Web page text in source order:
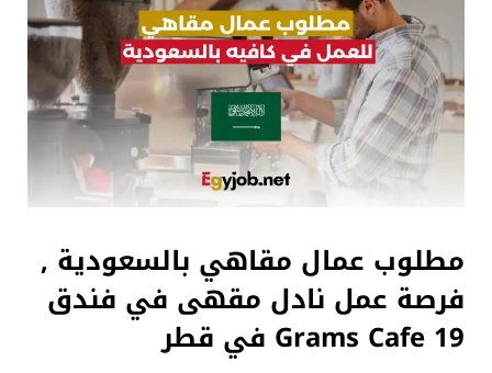
مطلوب عمال مقاهي بالسعودية ,
فرصة عمل نادل مقهى في فندق
19 Grams Cafe في قطر